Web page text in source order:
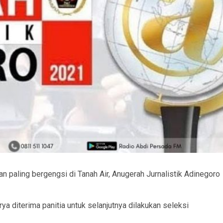
bergengsi di Tanah Air, Anugerah Jurnalistik Adinegoro
diterima panitia untuk selanjutnya dilakukan seleksi